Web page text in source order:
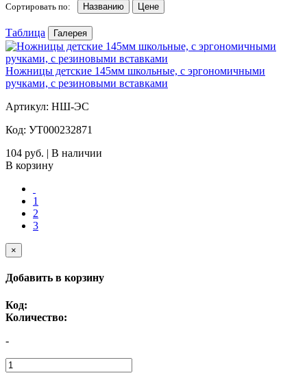
Сортировать по: Названию Цене
Таблица Галерея
Ножницы детские 145мм школьные, с эргономичными
ручками, с резиновыми вставками
Артикул: НШ-ЭС
Код: УТ000232871
104 руб. | В наличии
В корзину
1
2
3
×
Добавить в корзину
Код:
Количество:
-